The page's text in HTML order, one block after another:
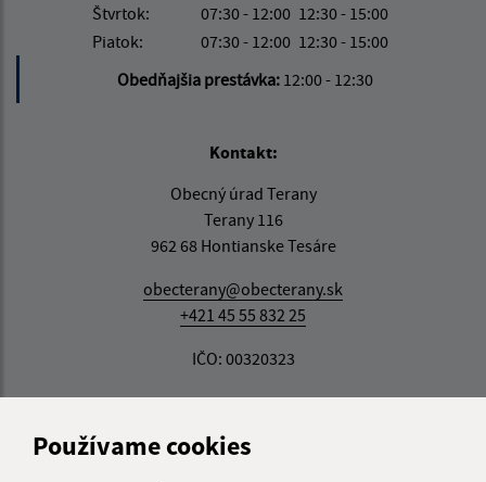
Používame cookies
Štvrtok:
07:30 - 12:00 12:30 - 15:00
Piatok:
07:30 - 12:00 12:30 - 15:00
Obedňajšia prestávka: 12:00 - 12:30
Kontakt:
Obecný úrad Terany
Terany 116
962 68 Hontianske Tesáre
obecterany@obecterany.sk
+421 45 55 832 25
IČO: 00320323